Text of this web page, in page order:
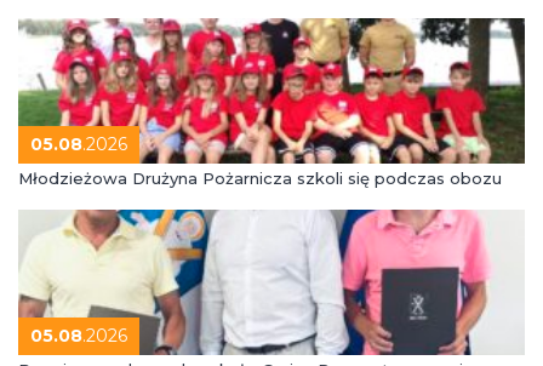
05.08.2026
Młodzieżowa Drużyna Pożarnicza szkoli się podczas obozu
05.08.2026